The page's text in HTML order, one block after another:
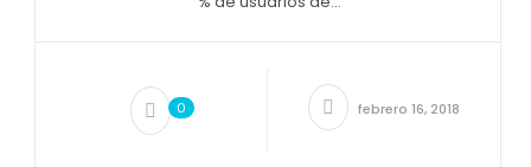
0 febrero 16, 2018